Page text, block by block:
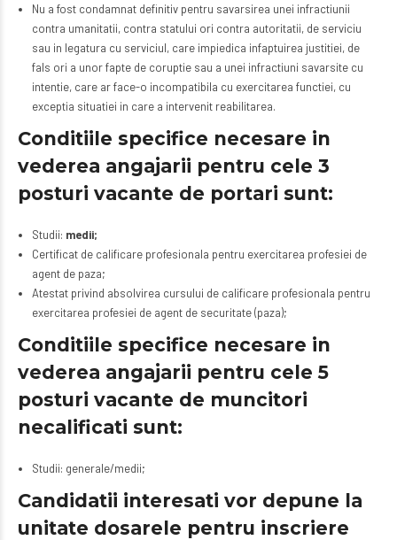
Nu a fost condamnat definitiv pentru savarsirea unei infractiunii
contra umanitatii, contra statului ori contra autoritatii, de serviciu
sau in legatura cu serviciul, care impiedica infaptuirea justitiei, de
fals ori a unor fapte de coruptie sau a unei infractiuni savarsite cu
intentie, care ar face-o incompatibila cu exercitarea functiei, cu
exceptia situatiei in care a intervenit reabilitarea.
Conditiile specifice necesare in
vederea angajarii pentru cele 3
posturi vacante de portari sunt:
Studii: medii;
Certificat de calificare profesionala pentru exercitarea profesiei de
agent de paza;
Atestat privind absolvirea cursului de calificare profesionala pentru
exercitarea profesiei de agent de securitate (paza);
Conditiile specifice necesare in
vederea angajarii pentru cele 5
posturi vacante de muncitori
necalificati sunt:
Studii: generale/medii;
Candidatii interesati vor depune la
unitate dosarele pentru inscriere